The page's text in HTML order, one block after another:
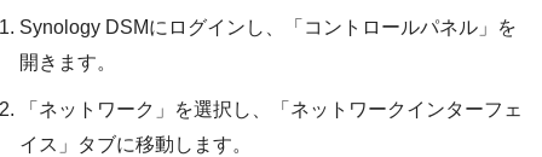
Synology DSMにログインし、「コントロールパネル」を
開きます。
「ネットワーク」を選択し、「ネットワークインターフェ
イス」タブに移動します。